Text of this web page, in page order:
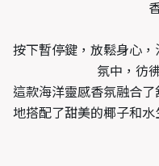
按下暫停鍵，放鬆身心
氛中，彷
這款海洋靈感香氛融合
地搭配了甜美的椰子和